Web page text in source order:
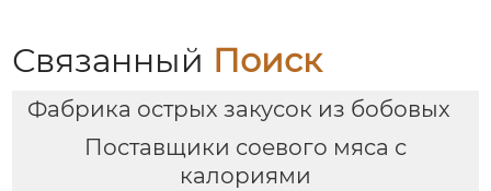
Связанный Поиск
Фабрика острых закусок из бобовых
Поставщики соевого мяса с
калориями